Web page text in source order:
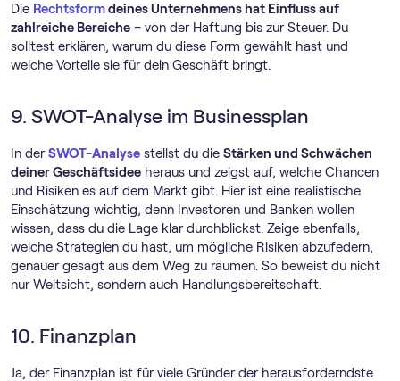
Die Rechtsformdeines Unternehmens hat Einfluss auf
zahlreiche Bereiche – von der Haftung bis zur Steuer. Du
solltest erklären, warum du diese Form gewählt hast und
welche Vorteile sie für dein Geschäft bringt.
9. SWOT-Analyse im Businessplan
In derSWOT-Analyse stellst du die Stärken und Schwächen
deiner Geschäftsidee heraus und zeigst auf, welche Chancen
und Risiken es auf dem Markt gibt. Hier ist eine realistische
Einschätzung wichtig, denn Investoren und Banken wollen
wissen, dass du die Lage klar durchblickst. Zeige ebenfalls,
welche Strategien du hast, um mögliche Risiken abzufedern,
genauer gesagt aus dem Weg zu räumen. So beweist du nicht
nur Weitsicht, sondern auch Handlungsbereitschaft.
10. Finanzplan
Ja, der Finanzplan ist für viele Gründer der herausforderndste